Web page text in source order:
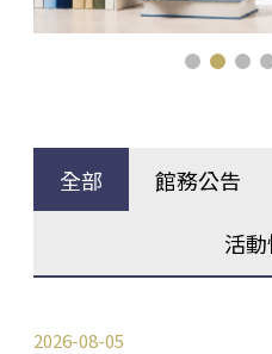
全部 館務公告
活
2026-08-05